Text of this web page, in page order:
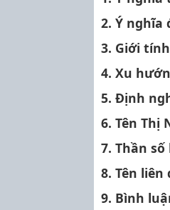
2. Ý nghĩa
3. Giới
4. Xu
5. Định
6. Tên Thị
7. Thần
8. Tên
9. Bình